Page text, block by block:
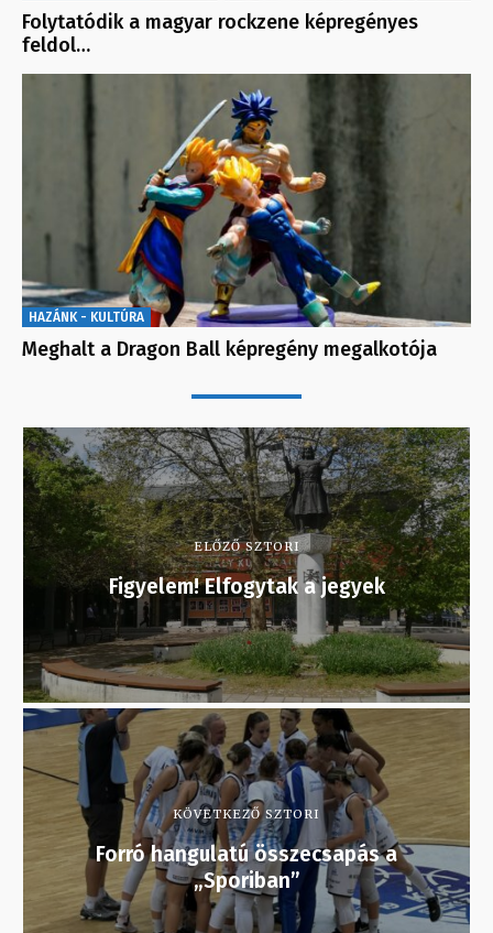
Folytatódik a magyar rockzene képregényes
feldol…
HAZÁNK - KULTÚRA
Meghalt a Dragon Ball képregény megalkotója
ELŐZŐ SZTORI
Figyelem! Elfogytak a jegyek
KÖVETKEZŐ SZTORI
Forró hangulatú összecsapás a
„Sporiban”